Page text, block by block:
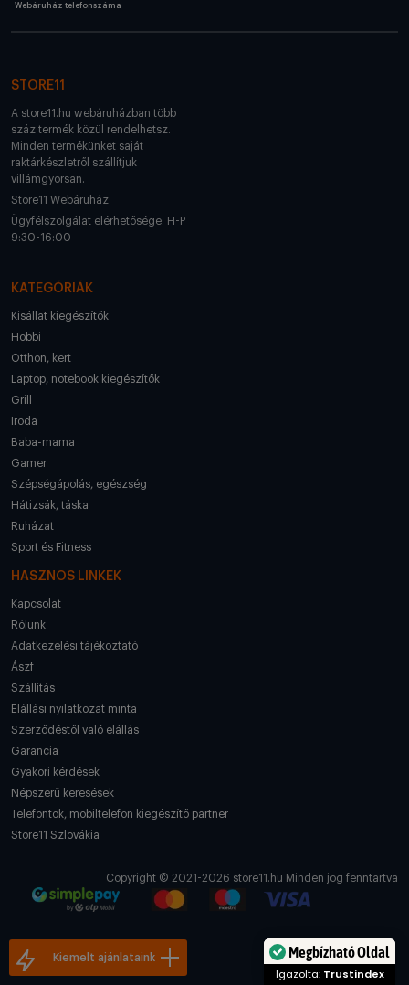
Webáruház telefonszáma
STORE11
A store11.hu webáruházban több
száz termék közül rendelhetsz.
Minden termékünket saját
raktárkészletről szállítjuk
villámgyorsan.
Store11 Webáruház
Ügyfélszolgálat elérhetősége: H-P
9:30-16:00
KATEGÓRIÁK
Kisállat kiegészítők
Hobbi
Otthon, kert
Laptop, notebook kiegészítők
Grill
Iroda
Baba-mama
Gamer
Szépségápolás, egészség
Hátizsák, táska
Ruházat
Sport és Fitness
HASZNOS LINKEK
Kapcsolat
Rólunk
Adatkezelési tájékoztató
Ászf
Szállítás
Elállási nyilatkozat minta
Szerződéstől való elállás
Garancia
Gyakori kérdések
Népszerű keresések
Telefontok, mobiltelefon kiegészítő partner
Store11 Szlovákia
Copyright © 2021-2026 store11.hu Minden jog fenntartva
Kiemelt ajánlataink Megbízható Oldal
Igazolta: Trustindex